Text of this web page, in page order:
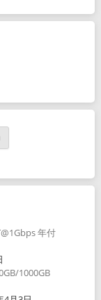
年付
1000GB